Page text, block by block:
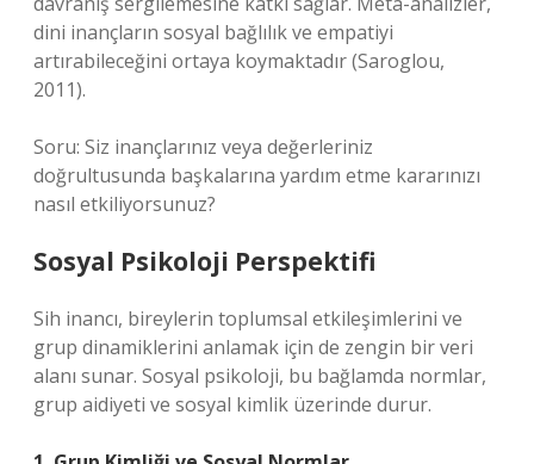
dini inançların sosyal bağlılık ve empatiyi
artırabileceğini ortaya koymaktadır (Saroglou,
2011).
Soru: Siz inançlarınız veya değerleriniz
doğrultusunda başkalarına yardım etme kararınızı
nasıl etkiliyorsunuz?
Sosyal Psikoloji Perspektifi
Sih inancı, bireylerin toplumsal etkileşimlerini ve
grup dinamiklerini anlamak için de zengin bir veri
alanı sunar. Sosyal psikoloji, bu bağlamda normlar,
grup aidiyeti ve sosyal kimlik üzerinde durur.